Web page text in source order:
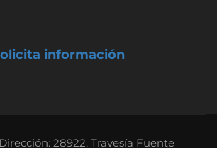
información
28922, Travesía Fuente